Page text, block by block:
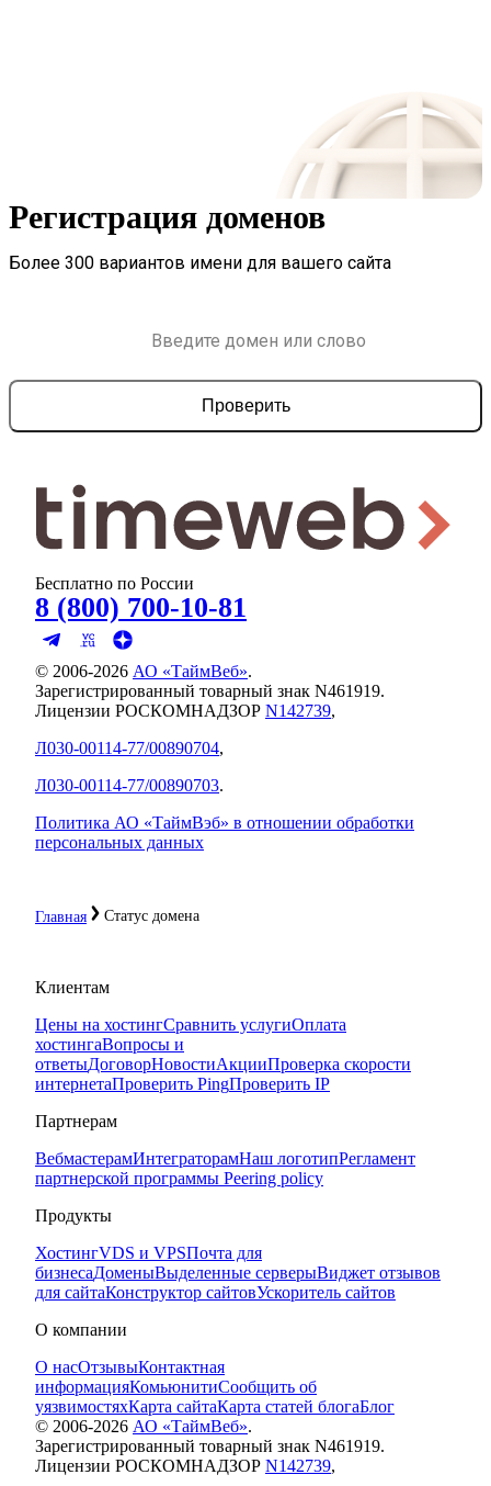
Регистрация доменов
Более 300 вариантов имени для вашего сайта
Проверить
Главная Статус домена
Бесплатно по России
8 (800) 700-10-81
© 2006-2026 АО «ТаймВеб».
Зарегистрированный товарный знак N461919.
Лицензии РОСКОМНАДЗОР N142739,
Л030-00114-77/00890704,
Л030-00114-77/00890703.
Политика АО «ТаймВэб» в отношении обработки
персональных данных
Клиентам
Цены на хостингСравнить услугиОплата
хостингаВопросы и
ответыДоговорНовостиАкцииПроверка скорости
интернетаПроверить PingПроверить IP
Партнерам
ВебмастерамИнтеграторамНаш логотипРегламент
партнерской программы Peering policy
Продукты
ХостингVDS и VPSПочта для
бизнесаДоменыВыделенные серверыВиджет отзывов
для сайтаКонструктор сайтовУскоритель сайтов
О компании
О насОтзывыКонтактная
информацияКомьюнитиСообщить об
уязвимостяхКарта сайтаКарта статей блогаБлог
© 2006-2026 АО «ТаймВеб».
Зарегистрированный товарный знак N461919.
Лицензии РОСКОМНАДЗОР N142739,